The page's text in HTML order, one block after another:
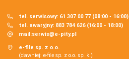
tel. serwisowy: 61 307 00 77 (08:00 - 16:00)
tel. awaryjny: 883 784 626 (16:00 - 18:00)
mail:serwis@e-pity.pl
e-file sp. z o.o.
(dawniej: e-file sp. z o.o. sp. k.)